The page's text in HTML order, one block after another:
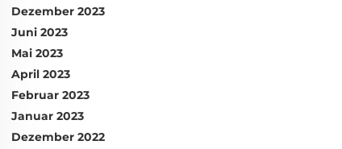
Dezember 2023
Juni 2023
Mai 2023
April 2023
Februar 2023
Januar 2023
Dezember 2022